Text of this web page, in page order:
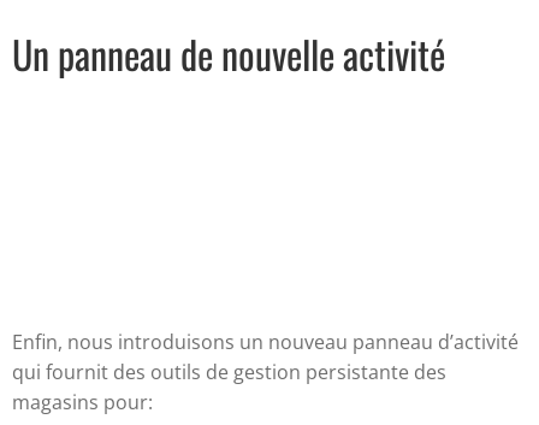
Un panneau de nouvelle activité
Enfin, nous introduisons un nouveau panneau d’activité
qui fournit des outils de gestion persistante des
magasins pour: